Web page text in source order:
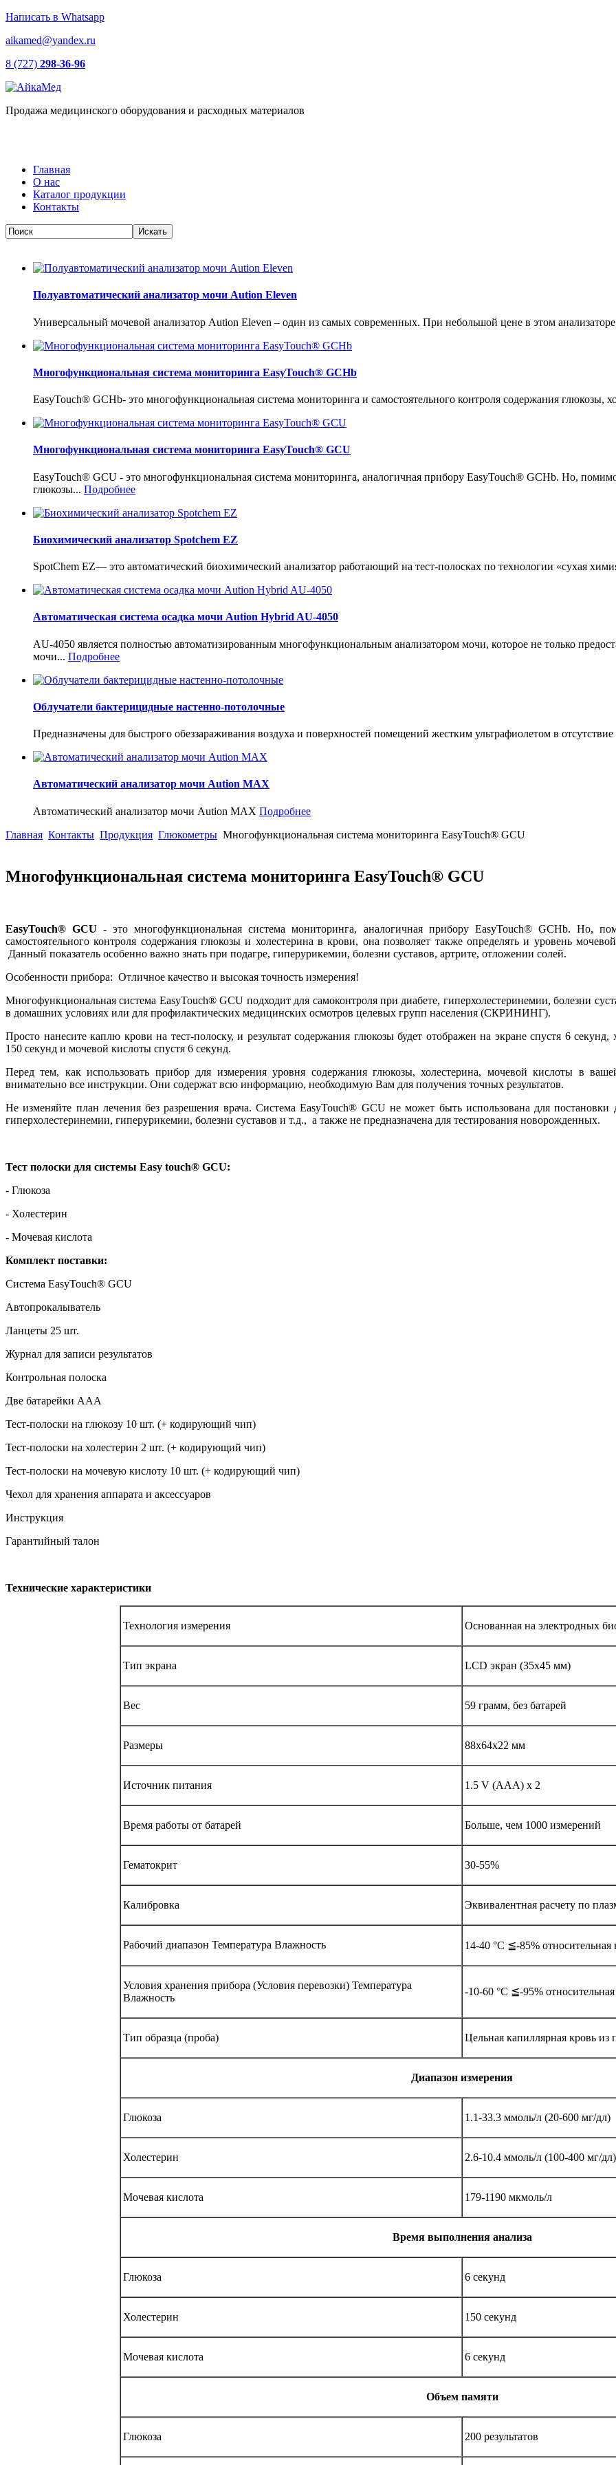
Написать в Whatsapp
aikamed@yandex.ru
8 (727) 298-36-96
Продажа медицинского оборудования и расходных материалов
Главная
О нас
Каталог продукции
Контакты
Полуавтоматический анализатор мочи Aution Eleven
Универсальный мочевой анализатор Aution Eleven – один из самых современных. При небольшой цене в этом
Многофункциональная система мониторинга EasyTouch® GCHb
EasyTouch® GCHb- это многофункциональная система мониторинга и самостоятельного контроля содержания глюкозы,
Многофункциональная система мониторинга EasyTouch® GCU
EasyTouch® GCU - это многофункциональная система мониторинга, аналогичная прибору EasyTouch® GCHb. Но,
глюкозы... Подробнее
Биохимический анализатор Spotchem EZ
SpotChem EZ— это автоматический биохимический анализатор работающий на тест-полосках по технологии «сухая
Автоматическая система осадка мочи Aution Hybrid AU-4050
AU-4050 является полностью автоматизированным многофункциональным анализатором мочи, которое не только
мочи... Подробнее
Облучатели бактерицидные настенно-потолочные
Предназначены для быстрого обеззараживания воздуха и поверхностей помещений жестким ультрафиолетом в
Автоматический анализатор мочи Aution MAX
Автоматический анализатор мочи Aution MAX Подробнее
Главная Контакты Продукция Глюкометры Многофункциональная система мониторинга EasyTouch® GCU
Многофункциональная система мониторинга EasyTouch® GCU
EasyTouch® GCU - это многофункциональная система мониторинга, аналогичная прибору EasyTouch® GCHb. Но,
самостоятельного контроля содержания глюкозы и холестерина в крови, она позволяет также определять и уровень
Данный показатель особенно важно знать при подагре, гиперурикемии, болезни суставов, артрите, отложении солей.
Особенности прибора: Отличное качество и высокая точность измерения!
Многофункциональная система EasyTouch® GCU подходит для самоконтроля при диабете, гиперхолестеринемии, болезни
в домашних условиях или для профилактических медицинских осмотров целевых групп населения (СКРИНИНГ).
Просто нанесите каплю крови на тест-полоску, и результат содержания глюкозы будет отображен на экране спустя 6 секунд,
150 секунд и мочевой кислоты спустя 6 секунд.
Перед тем, как использовать прибор для измерения уровня содержания глюкозы, холестерина, мочевой кислоты в
внимательно все инструкции. Они содержат всю информацию, необходимую Вам для получения точных результатов.
Не изменяйте план лечения без разрешения врача. Система EasyTouch® GCU не может быть использована для постановки
гиперхолестеринемии, гиперурикемии, болезни суставов и т.д., а также не предназначена для тестирования новорожденных.
Тест полоски для системы Easy touch® GCU:
- Глюкоза
- Холестерин
- Мочевая кислота
Комплект поставки:
Система EasyTouch® GCU
Автопрокалыватель
Ланцеты 25 шт.
Журнал для записи результатов
Контрольная полоска
Две батарейки ААА
Тест-полоски на глюкозу 10 шт. (+ кодирующий чип)
Тест-полоски на холестерин 2 шт. (+ кодирующий чип)
Тест-полоски на мочевую кислоту 10 шт. (+ кодирующий чип)
Чехол для хранения аппарата и аксессуаров
Инструкция
Гарантийный талон
Технические характеристики
Технология измерения Основанная на электродных
Тип экрана LCD экран (35x45 мм)
Вес 59 грамм, без батарей
Размеры 88x64x22 мм
Источник питания 1.5 V (AAA) x 2
Время работы от батарей Больше, чем 1000 измерений
Гематокрит 30-55%
Калибровка Эквивалентная расчету по
Рабочий диапазон Температура Влажность 14-40 °C ≦-85% относительная
Условия хранения прибора (Условия перевозки) Температура
Влажность
-10-60 °C ≦-95%
Тип образца (проба) Цельная капиллярная кровь из
Диапазон измерения
Глюкоза 1.1-33.3 ммоль/л (20-600 мг/дл)
Холестерин 2.6-10.4 ммоль/л (100-400 мг/дл)
Мочевая кислота 179-1190 мкмоль/л
Время выполнения анализа
Глюкоза 6 секунд
Холестерин 150 секунд
Мочевая кислота 6 секунд
Объем памяти
Глюкоза 200 результатов